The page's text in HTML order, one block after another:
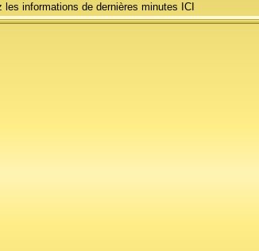
les informations de dernières minutes ICI